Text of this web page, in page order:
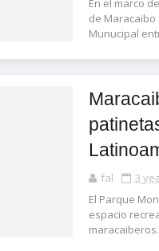
En el marco
de Maracaibo
Munucipal
fal
3
El Parque
espacio